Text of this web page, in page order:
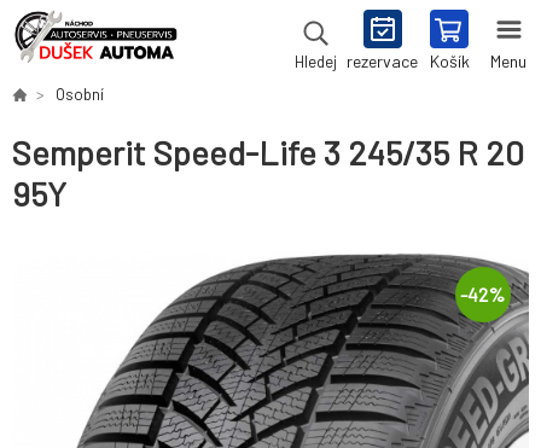
Hledej rezervace Košík Menu
Osobní
Semperit Speed-Life 3 245/35 R 20
95Y
-42%